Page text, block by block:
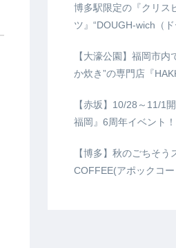
博多駅限定の『クリス
ツ』“DOUGH-wich（
【大濠公園】福岡市内
か炊き”の専門店『
【赤坂】10/28～11/1
福岡』6周年イベント！
【博多】秋のごちそう
COFFEE(アポックコー